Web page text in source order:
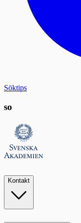
Söktips
so
Kontakt